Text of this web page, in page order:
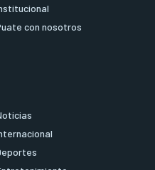
con nosotros